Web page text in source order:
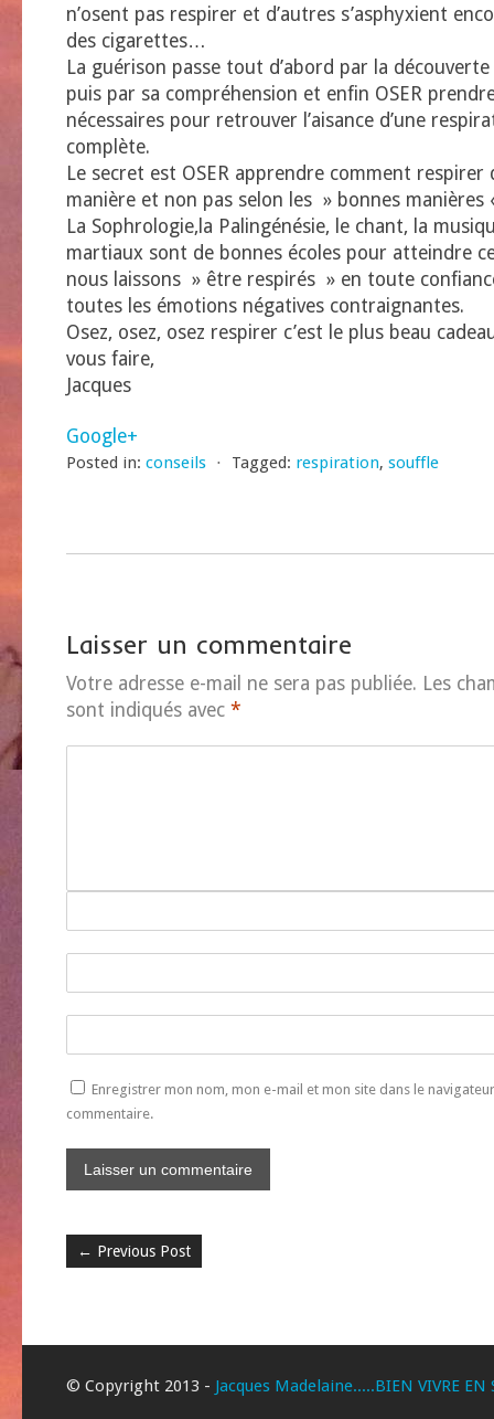
n’osent pas respirer et d’autres s’asphyxient
des cigarettes…
La guérison passe tout d’abord par la
puis par sa compréhension et enfin OSER
nécessaires pour retrouver l’aisance d’une
complète.
Le secret est OSER apprendre comment respirer
manière et non pas selon les » bonnes manières
La Sophrologie,la Palingénésie, le chant, la
martiaux sont de bonnes écoles pour atteindre
nous laissons » être respirés » en toute
toutes les émotions négatives contraignantes.
Osez, osez, osez respirer c’est le plus beau
vous faire,
Jacques
Google+
Posted in: conseils ⋅ Tagged: respiration, souffle
Laisser un commentaire
Votre adresse e-mail ne sera pas publiée. Les
sont indiqués avec *
Enregistrer mon nom, mon e-mail et mon site dans le
commentaire.
← Previous Post
© Copyright 2013 - Jacques Madelaine.....BIEN VIVRE EN